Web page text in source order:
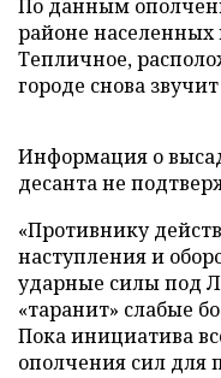
По данным
районе населенных
Тепличное,
городе снова
Информация о
десанта не
«Противнику
наступления и
ударные силы под
«таранит» слабые
Пока инициатива
ополчения сил для